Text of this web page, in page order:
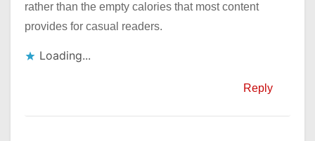
rather than the empty calories that most content
provides for casual readers.
Loading...
Reply